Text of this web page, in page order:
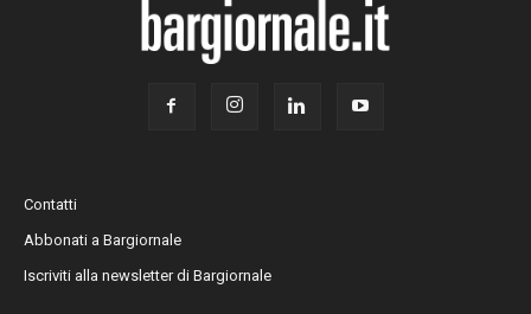
Contatti
Abbonati a Bargiornale
Iscriviti alla newsletter di Bargiornale